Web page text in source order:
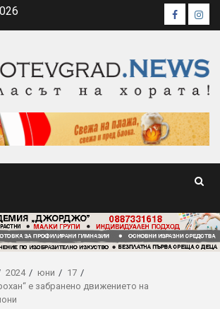
Facebook
2024 юни
17
е забранено движението на